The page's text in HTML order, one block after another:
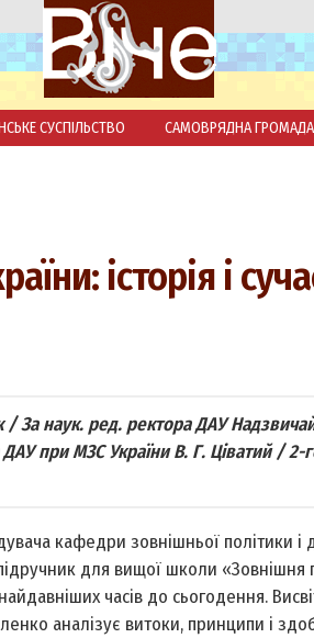
СУСПІЛЬСТВО САМОВРЯДНА ГРОМАДА
історія і
/ За наук. ред. ректора ДАУ
при МЗС України В. Г. Ціватий / 2-
кафедри зовнішньої політики і
для вищої школи «Зовнішня
часів до сьогодення.
аналізує витоки, принципи і